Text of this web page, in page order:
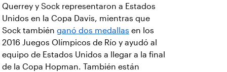
Querrey y Sock representaron a Estados
Unidos en la Copa Davis, mientras que
Sock también ganó dos medallas en los
2016 Juegos Olímpicos de Río y ayudó al
equipo de Estados Unidos a llegar a la final
de la Copa Hopman. También están